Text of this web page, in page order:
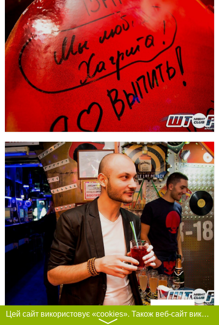
Фільтри
Цей сайт використовує «cookies». Також веб-сайт використовує інтернет-сервіс для збору технічних даних стосовно відвідувачів з метою отримання маркетингової та статистичної інформації. Умови обробки даних відвідувачів сайту див.
〉